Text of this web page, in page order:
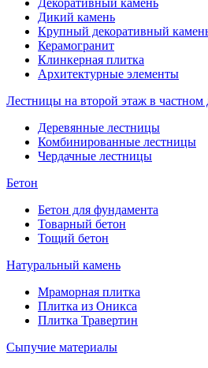
Декоративный камень
Дикий камень
Крупный декоративный
Керамогранит
Клинкерная плитка
Архитектурные элементы
Лестницы на второй этаж в частном
Деревянные лестницы
Комбинированные лестницы
Чердачные лестницы
Бетон
Бетон для фундамента
Товарный бетон
Тощий бетон
Натуральный камень
Мраморная плитка
Плитка из Оникса
Плитка Травертин
Сыпучие материалы